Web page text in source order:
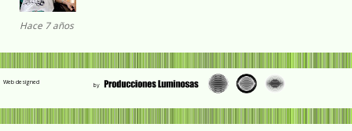
Hace 7 años
Web designed